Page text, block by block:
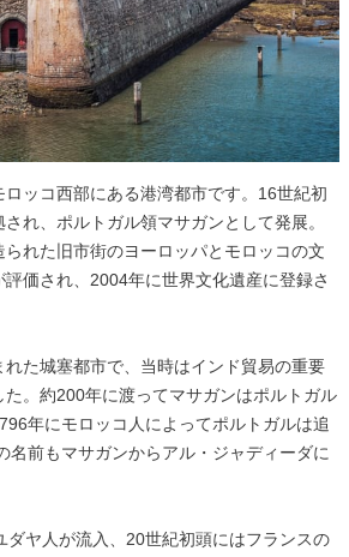
ッコ西部にある港湾都市です。16世紀初
れ、ポルトガル領マサガンとして発展。
れた旧市街のヨーロッパとモロッコの文
価され、2004年に世界文化遺産に登録さ
た城塞都市で、当時はインド貿易の重要
。約200年に渡ってマサガンはポルトガル
年にモロッコ人によってポルトガルは追
名前もマサガンからアル・ジャディーダに
ダヤ人が流入、20世紀初頭にはフランスの